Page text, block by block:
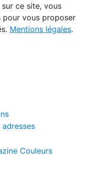
ce site, vous
vous proposer
Mentions légales.
adresses
Couleurs